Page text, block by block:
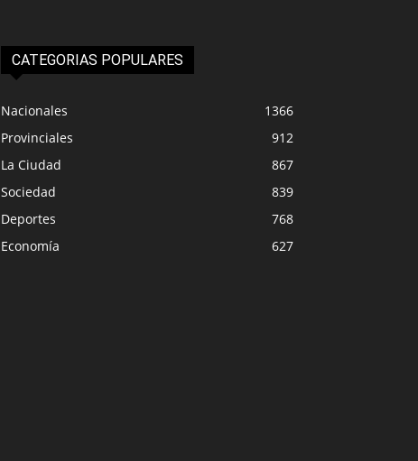
CATEGORIAS POPULARES
Nacionales
1366
Provinciales
912
La Ciudad
867
Sociedad
839
Deportes
768
Economía
627